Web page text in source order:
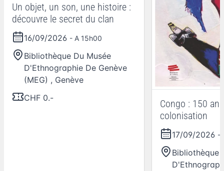
Un objet, un son, une histoire :
découvre le secret du clan
16/09/2026 - A 15h00
Bibliothèque Du Musée
D'Ethnographie De Genève
(MEG) , Genève
CHF 0.-
Congo : 150
colonisation
17/09/2026 -
Bibliothèque